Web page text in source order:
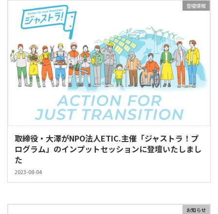
登壇情報
取締役・大澤がNPO法人ETIC.主催「ジャストラ！プ
ログラム」のインプットセッションに登壇いたしまし
た
2023-08-04
お知らせ